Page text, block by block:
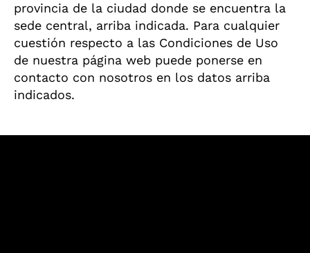
provincia de la ciudad donde se encuentra la
sede central, arriba indicada. Para cualquier
cuestión respecto a las Condiciones de Uso
de nuestra página web puede ponerse en
contacto con nosotros en los datos arriba
indicados.